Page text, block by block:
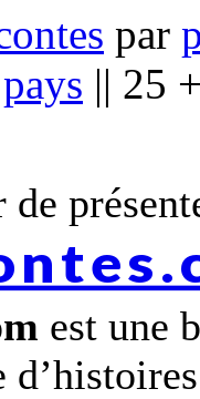
par
pays || 25
de
est une